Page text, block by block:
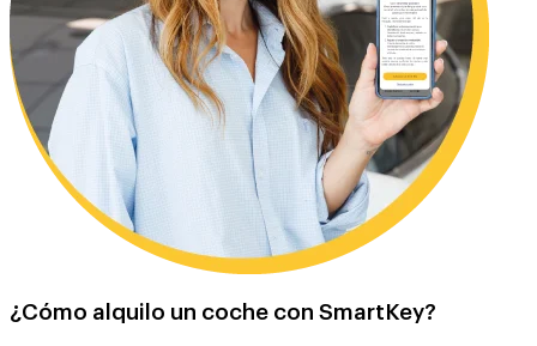
¿Cómo alquilo un coche con SmartKey?